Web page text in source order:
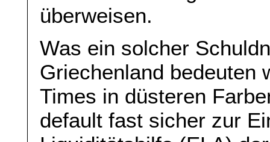
überweisen.
Was ein solcher
Griechenland bedeuten
Times in düsteren
default fast sicher zur